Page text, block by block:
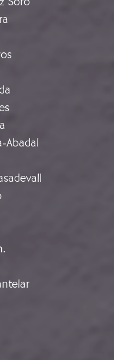
Abadal